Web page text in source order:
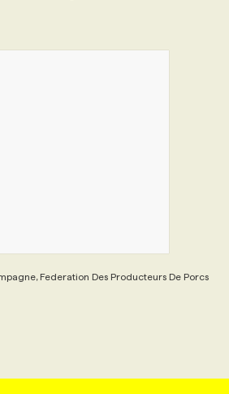
Federation Des Producteurs De Porcs